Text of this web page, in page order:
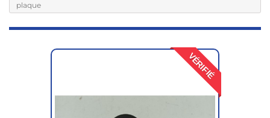
plaque
VÉRIFIÉ